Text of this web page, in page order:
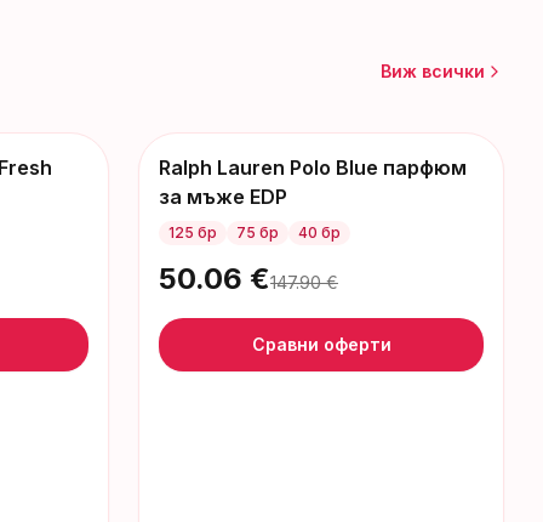
Виж всички
-98€
Ralph Lauren Polo Blue парфюм
за мъже EDP
125 бр 75 бр 40 бр
50.06 €147.90€
Сравни оферти